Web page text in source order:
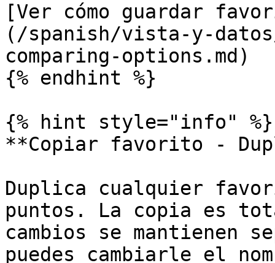
[Ver cómo guardar
(/spanish/vista-y-
comparing-options.md)
{% endhint %}
{% hint style="info" %}
**Copiar favorito -
Duplica cualquier
puntos. La copia es
cambios se mantienen
puedes cambiarle el